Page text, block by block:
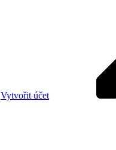
Vytvořit účet